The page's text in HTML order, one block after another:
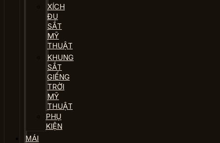
XÍCH
ĐU
SẮT
MỸ
THUẬT
KHUNG
SẮT
GIẾNG
TRỜI
MỸ
THUẬT
PHỤ
KIỆN
MÁI